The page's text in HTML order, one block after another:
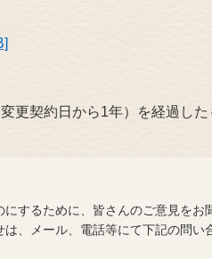
契約日から1年）を経過した
するために、皆さんのご意見をお
、メール、電話等にて下記の問い